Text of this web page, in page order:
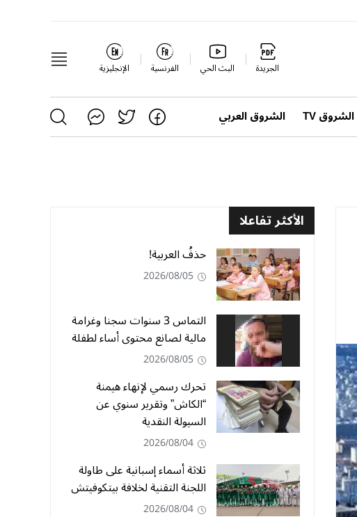
الجريدة البث الحي الفرنسية الإنجليزية
الشروق TV الشروق العربي
الأكثر تفاعلا
حذفُ العربية!
2026/08/05
التماس 3 سنوات سجنا وغرامة
مالية لصانع محتوى أساء لطفلة
2026/08/05
تحرك رسمي لإنهاء هيمنة
“الكاش” وتقرير سنوي عن
السيولة النقدية
2026/08/04
ثلاثة أسماء إسبانية على طاولة
اللجنة التقنية لخلافة بيتكوفيتش
2026/08/04